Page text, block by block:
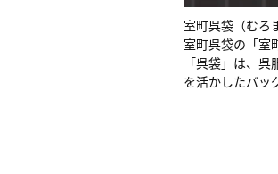
室町呉袋（むろ
室町呉袋の「室
「呉袋」は、
を活かしたバッ